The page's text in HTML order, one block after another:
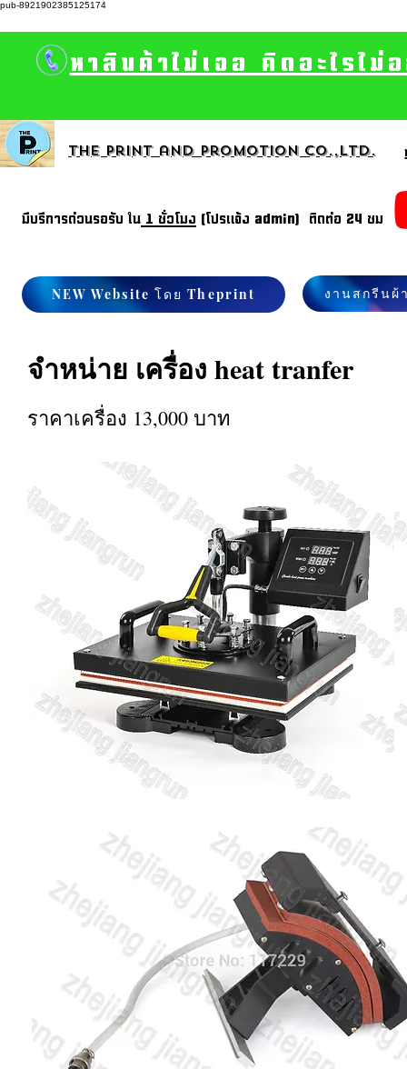
pub-8921902385125174
หาสินค้าไม่เจอ คิดอะไรไ
The print and promotion CO.,Ltd.
มีบรีการด่วนรอรับ ใน 1 ชั่วโมง (โปรแจ้ง admin) ติดต่อ 24 ชม
NEW Website โดย Theprint งานสกรีนผ้
จำหน่าย เครื่อง heat tranfer
ราคาเครื่อง 13,000 บาท